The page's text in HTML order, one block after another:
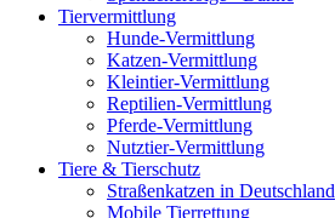
Tiervermittlung
Hunde-Vermittlung
Katzen-Vermittlung
Kleintier-Vermittlung
Reptilien-Vermittlung
Pferde-Vermittlung
Nutztier-Vermittlung
Tiere & Tierschutz
Straßenkatzen in Deutschland
Mobile Tierrettung